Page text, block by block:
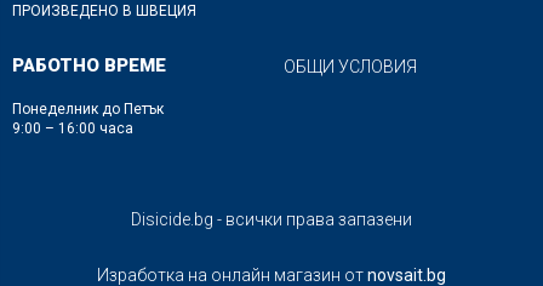
ПРОИЗВЕДЕНО В ШВЕЦИЯ
РАБОТНО ВРЕМЕ
Понеделник до Петък
9:00 – 16:00 часа
ОБЩИ УСЛОВИЯ
Disicide.bg - всички права запазени
Изработка на онлайн магазин отnovsait.bg